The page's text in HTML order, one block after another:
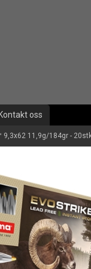
Kontakt oss
9,3x62 11,9g/184gr -